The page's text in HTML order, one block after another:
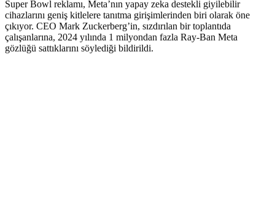
Super Bowl reklamı, Meta’nın yapay zeka destekli giyilebilir
cihazlarını geniş kitlelere tanıtma girişimlerinden biri olarak öne
çıkıyor. CEO Mark Zuckerberg’in, sızdırılan bir toplantıda
çalışanlarına, 2024 yılında 1 milyondan fazla Ray-Ban Meta
gözlüğü sattıklarını söylediği bildirildi.